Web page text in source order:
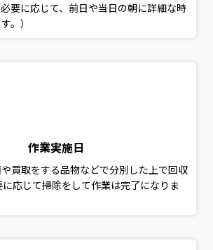
要に応じて、前日や当日の朝に詳細な時
。）
作業実施日
買取をする品物などで分別した上で回収
応じて掃除をして作業は完了になりま